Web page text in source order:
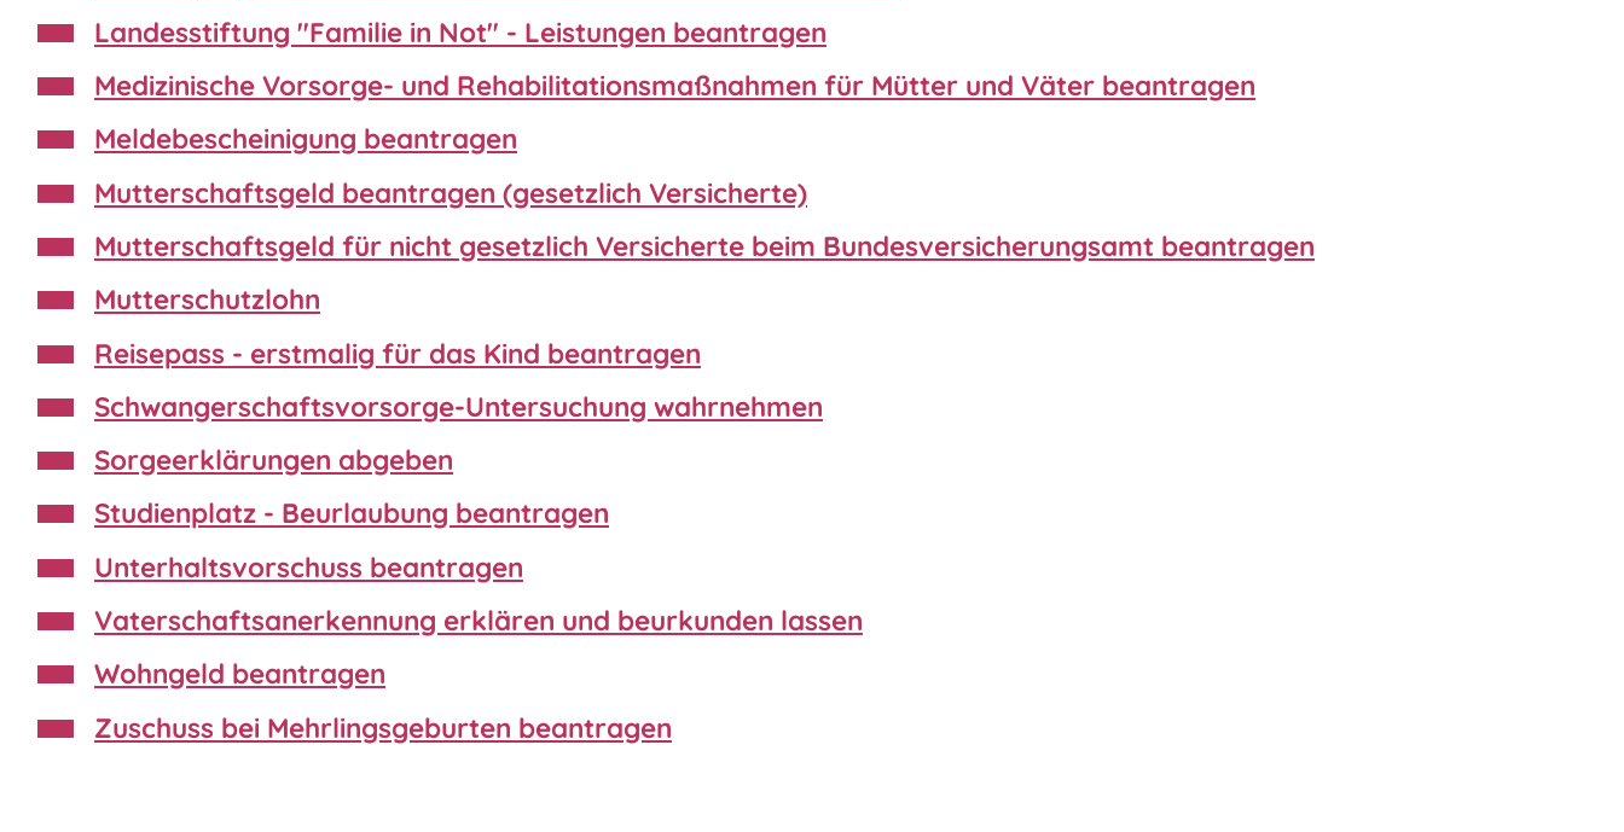
Landesstiftung "Familie in Not" - Leistungen beantragen
Medizinische Vorsorge- und Rehabilitationsmaßnahmen für Mütter und Väter beantragen
Meldebescheinigung beantragen
Mutterschaftsgeld beantragen (gesetzlich Versicherte)
Mutterschaftsgeld für nicht gesetzlich Versicherte beim Bundesversicherungsamt beantragen
Mutterschutzlohn
Reisepass - erstmalig für das Kind beantragen
Schwangerschaftsvorsorge-Untersuchung wahrnehmen
Sorgeerklärungen abgeben
Studienplatz - Beurlaubung beantragen
Unterhaltsvorschuss beantragen
Vaterschaftsanerkennung erklären und beurkunden lassen
Wohngeld beantragen
Zuschuss bei Mehrlingsgeburten beantragen